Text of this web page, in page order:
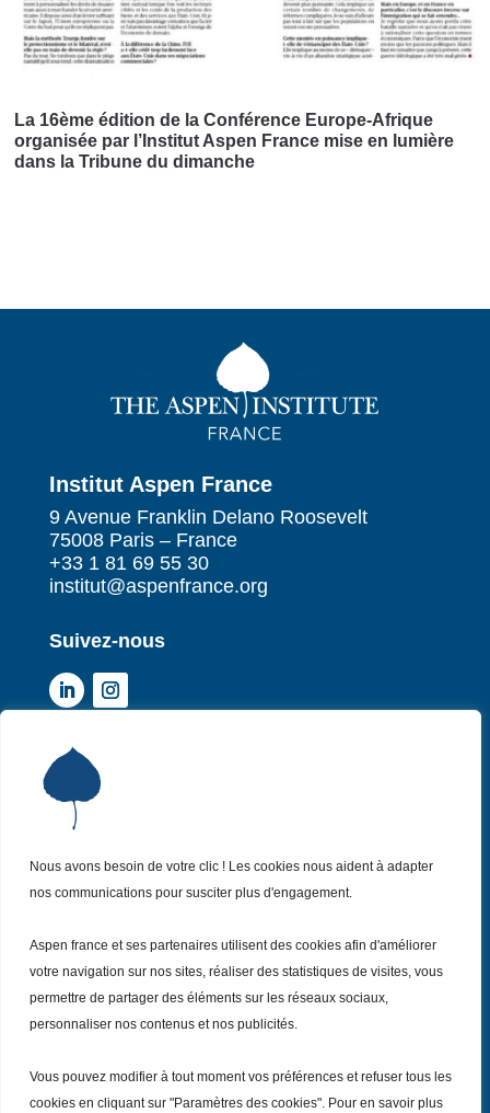
Nous avons besoin de votre clic ! Les cookies nous aident à adapter
nos communications pour susciter plus d'engagement.
Aspen france et ses partenaires utilisent des cookies afin d'améliorer
votre navigation sur nos sites, réaliser des statistiques de visites, vous
permettre de partager des éléments sur les réseaux sociaux,
personnaliser nos contenus et nos publicités.
Vous pouvez modifier à tout moment vos préférences et refuser tous les
cookies en cliquant sur "Paramètres des cookies". Pour en savoir plus
La 16ème édition de la Conférence Europe-Afrique
organisée par l’Institut Aspen France mise en lumière
dans la Tribune du dimanche
Institut Aspen France
9 Avenue Franklin Delano Roosevelt
75008 Paris – France
+33 1 81 69 55 30
institut@aspenfrance.org
Suivez-nous
P Institut Aspen France
P Qui sommes-nous ?
Nos missions
P Nos actualités
P Nos évènements
Inscrivez vousà notre Newsletter
Je m’inscris